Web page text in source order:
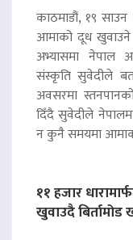
काठमाडौं, १९
आमाको दूध खुवाउने
अभ्यासमा नेपाल
संस्कृति सुवेदीले
अवसरमा
दिँदै सुवेदीले
न कुनै समयमा
११ हजार
खुवाउदै बिर्तामोड